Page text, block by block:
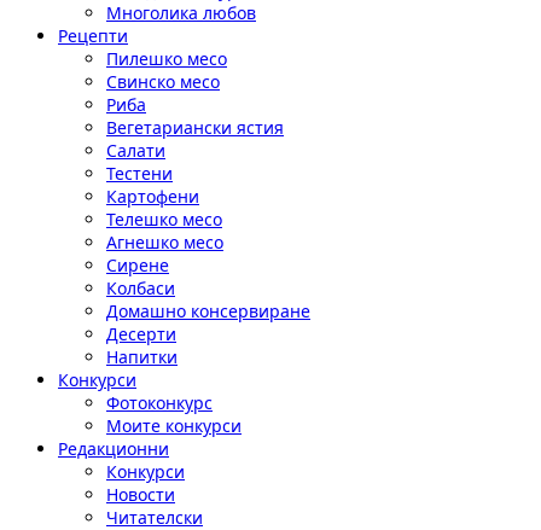
Многолика любов
Рецепти
Пилешко месо
Свинско месо
Риба
Вегетариански ястия
Салати
Тестени
Картофени
Телешко месо
Агнешко месо
Сирене
Колбаси
Домашно консервиране
Десерти
Напитки
Конкурси
Фотоконкурс
Моите конкурси
Редакционни
Конкурси
Новости
Читателски